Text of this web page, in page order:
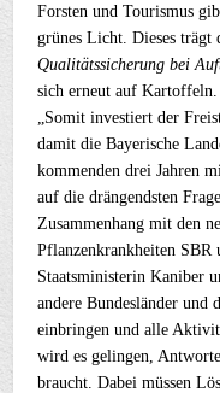
Forsten und Tourismus
grünes Licht. Dieses trägt
Qualitätssicherung bei
sich erneut auf
„Somit investiert der
damit die Bayerische
kommenden drei Jahren
auf die drängendsten
Zusammenhang mit den
Pflanzenkrankheiten
Staatsministerin Kaniber
andere Bundesländer und
einbringen und alle
wird es gelingen,
braucht. Dabei müssen